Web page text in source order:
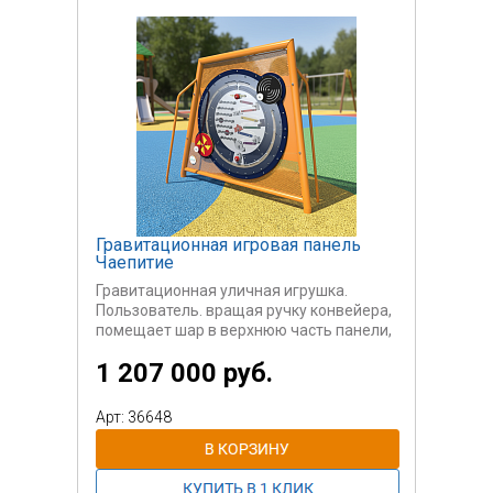
Производим на заказ. Габариты,
препятствия, количество трасс -
согласовывается с заказчиком.
Гравитационная игровая панель
Чаепитие
Гравитационная уличная игрушка.
Пользователь. вращая ручку конвейера,
помещает шар в верхнюю часть панели,
состоящей из сложных препятствий, в
нижнюю часть игровой панели для того,
чтобы снова встать на конвейера.
Необычное уличное игровое и
развлекательное оборудование. Кроме
игрока панель собирает вокруг массу
1 207 000 руб.
Арт: 36648